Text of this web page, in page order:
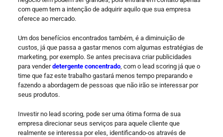
com quem tem a intenção de adquirir aquilo que sua empresa
oferece ao mercado.
Um dos benefícios encontrados também, é a diminuição de
custos, já que passa a gastar menos com algumas estratégias de
marketing, por exemplo. Se antes precisava criar publicidades
para venderdetergente concentrado, com o lead scoring já que o
time que faz este trabalho gastará menos tempo preparando e
fazendo a abordagem de pessoas que não irão se interessar por
seus produtos.
Investir no lead scoring, pode ser uma ótima forma de sua
empresa direcionar seus serviços para aquele cliente que
realmente se interessa por eles, identificando-os através de